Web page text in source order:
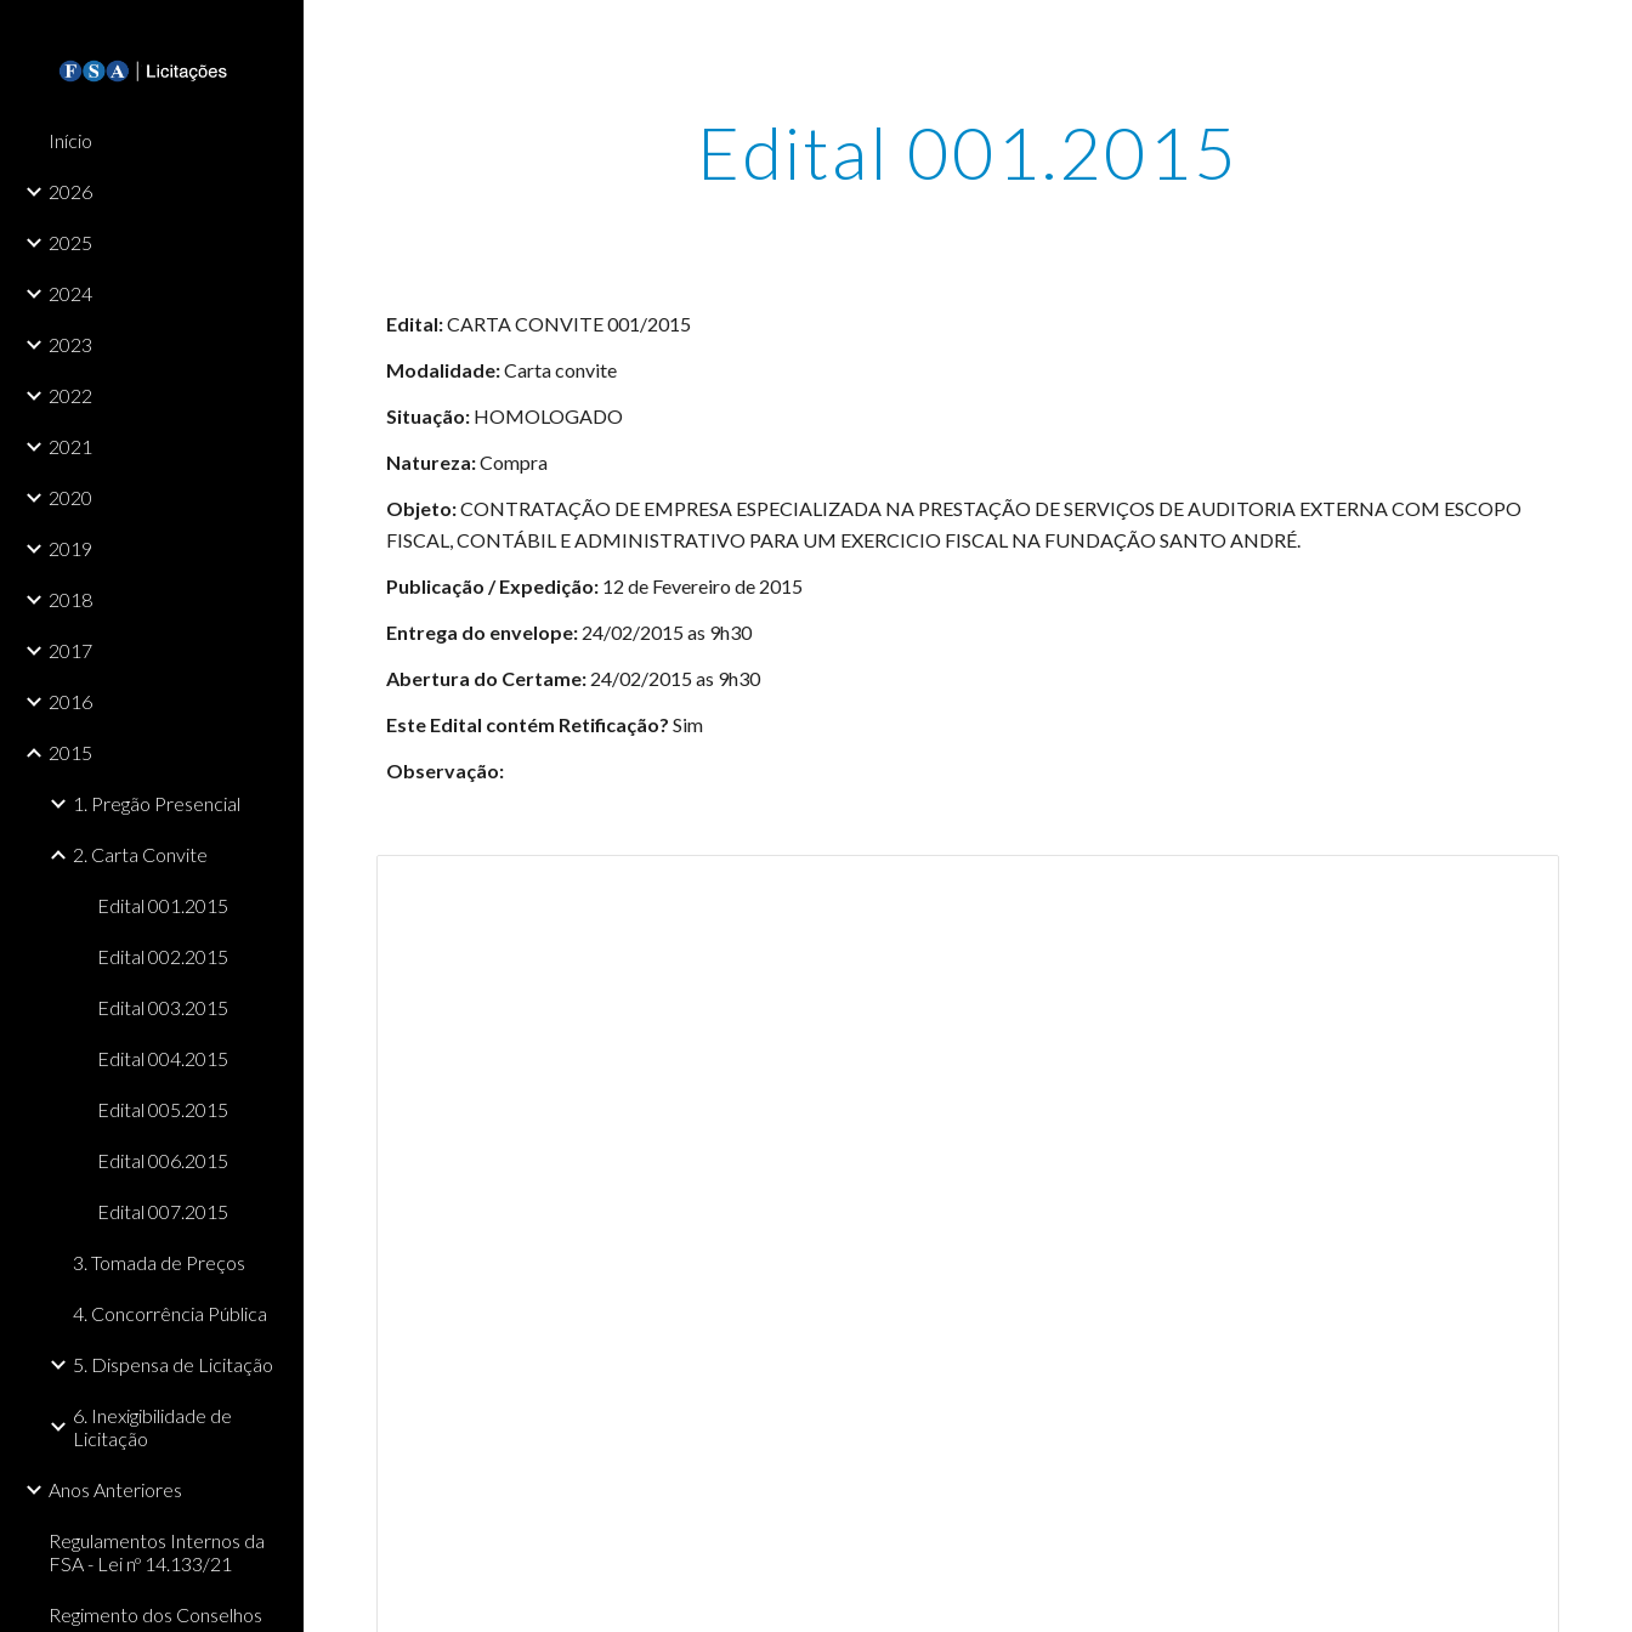
Início
2026
2025
2024
2023
2022
2021
2020
2019
2018
2017
2016
2015
1. Pregão Presencial
2. Carta Convite
Edital 001.2015
Edital 002.2015
Edital 003.2015
Edital 004.2015
Edital 005.2015
Edital 006.2015
Edital 007.2015
3. Tomada de Preços
4. Concorrência Pública
5. Dispensa de Licitação
6. Inexigibilidade de
Licitação
Anos Anteriores
Regulamentos Internos da
FSA - Lei nº 14.133/21
Regimento dos Conselhos
Edital 001.2015
Edital:CARTA CONVITE 001/2015
Modalidade:Carta convite
Situação: HOMOLOGADO
Natureza:Compra
Objeto:CONTRATAÇÃO DE EMPRESA ESPECIALIZADA NA PRESTAÇÃO DE SERVIÇOS DE AUDITORIA EXTERNA COM ESCOPO
FISCAL, CONTÁBIL E ADMINISTRATIVO PARA UM EXERCICIO FISCAL NA FUNDAÇÃO SANTO ANDRÉ.
Publicação / Expedição: 12 de Fevereiro de 2015
Entrega do envelope: 24/02/2015 as 9h30
Abertura do Certame: 24/02/2015 as 9h30
Este Edital contém Retificação? Sim
Observação: